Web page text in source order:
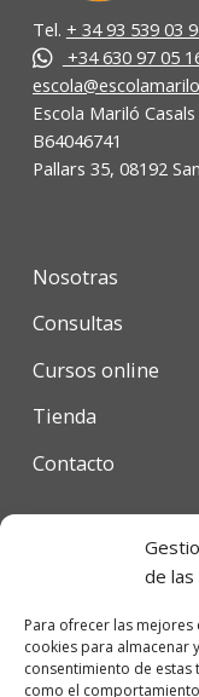
de las
Para ofrecer las
cookies para almacenar
consentimiento de
como el
Tel. + 34 93 539 03
+34 630 97 05
Escola Mariló Casals
B64046741
Pallars 35, 08192
Nosotras
Consultas
Cursos online
Tienda
Contacto
Condiciones de
Política de
Política de cookies